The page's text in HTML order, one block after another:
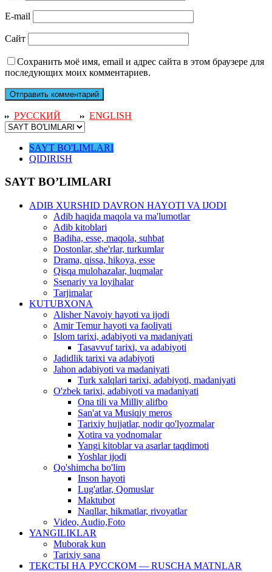
E-mail
Сайт
Сохранить моё имя, email и адрес сайта в этом браузере для
последующих моих комментариев.
РУССКИЙ ENGLISH
SAYT BO'LIMLARI
QIDIRISH
SAYT BO’LIMLARI
ADIB XURSHID DAVRON HAYOTI VA IJODI
Adib haqida maqola va ma'lumotlar
Adib kitoblari
Badiha, esse, maqola, suhbat
Dostonlar, she'rlar, turkumlar
Drama, qissa, hikoya, esse
Qisqa mulohazalar, luqmalar
Ssenariy va loyihalar
Tarjimalar
KUTUBXONA
Alisher Navoiy hayoti va ijodi
Amir Temur hayoti va faoliyati
Islom tarixi, adabiyoti va madaniyati
Tasavvuf tarixi, va adabiyoti
Jadidlik tarixi va adabiyoti
Jahon adabiyoti va madaniyati
Turk xalqlari tarixi, adabiyoti, madaniyati
O'zbek tarixi, adabiyoti va madaniyati
Ona tili va Milliy alifbo
San'at va Musiqiy meros
Tarixiy hujjatlar, nodir qo'lyozmalar
Xotira va yodnomalar
Yangi kitoblar va asarlar taqdimoti
Yoshlar ijodi
Qo'shimcha bo'lim
Inson hayoti
Lug'atlar, Qomuslar
Maktubot
Naqllar, hikmatlar, rivoyatlar
Video, Audio,Foto
YANGILIKLAR
Muborak kun
Tarixiy sana
ТЕКСТЫ НА РУССКОМ — RUSCHA MATNLAR